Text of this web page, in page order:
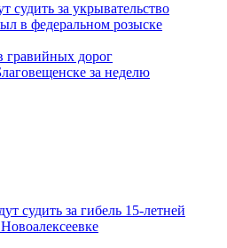
судить за укрывательство
в федеральном розыске
гравийных дорог
за неделю
судить за гибель 15-летней